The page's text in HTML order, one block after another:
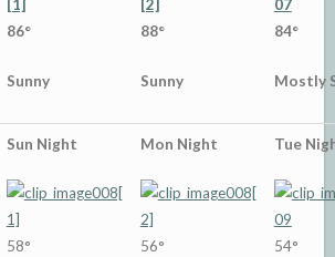
86°
Sunny
88°
Sunny
84°
Mostly
Sun Night
58°
Mon Night
56°
Tue
54°